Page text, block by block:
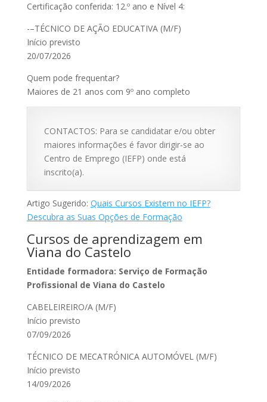
Certificação conferida: 12.º ano e Nível 4:
-–TÉCNICO DE AÇÃO EDUCATIVA (M/F)
Início previsto
20/07/2026
Quem pode frequentar?
Maiores de 21 anos com 9º ano completo
CONTACTOS: Para se candidatar e/ou obter
maiores informações é favor dirigir-se ao
Centro de Emprego (IEFP) onde está
inscrito(a).
Artigo Sugerido: Quais Cursos Existem no IEFP?
Descubra as Suas Opções de Formação
Cursos de aprendizagem em
Viana do Castelo
Entidade formadora: Serviço de Formação
Profissional de Viana do Castelo
CABELEIREIRO/A (M/F)
Início previsto
07/09/2026
TÉCNICO DE MECATRÓNICA AUTOMÓVEL (M/F)
Início previsto
14/09/2026